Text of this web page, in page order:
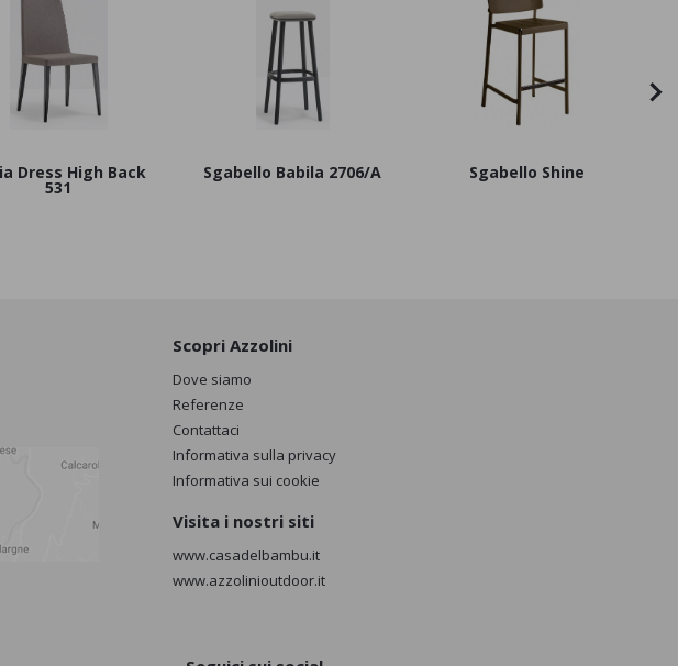
Dress High Back
531
Sgabello Babila 2706/A Sgabello Shine
Scopri Azzolini
Dove siamo
Referenze
Contattaci
Informativa sulla privacy
Informativa sui cookie
Visita i nostri siti
www.casadelbambu.it
www.azzolinioutdoor.it